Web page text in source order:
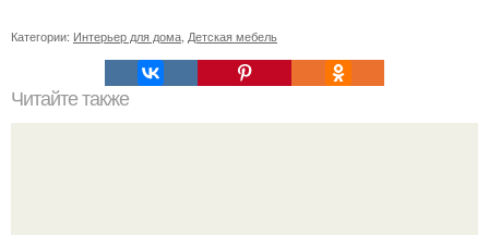
Категории: Интерьер для дома Детская мебель
Читайте также